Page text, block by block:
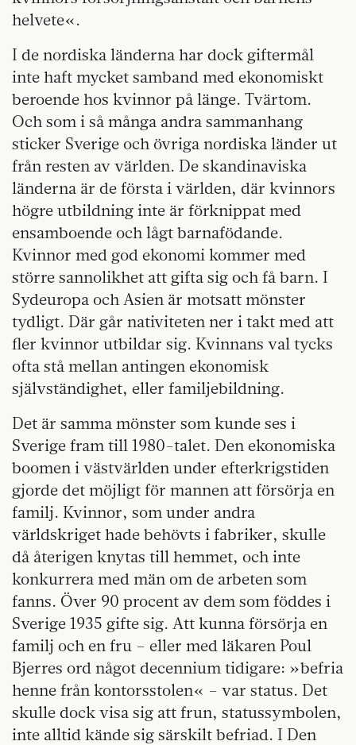
helvete«.
I de nordiska länderna har dock giftermål
inte haft mycket samband med ekonomiskt
beroende hos kvinnor på länge. Tvärtom.
Och som i så många andra sammanhang
sticker Sverige och övriga nordiska länder ut
från resten av världen. De skandinaviska
länderna är de första i världen, där kvinnors
högre utbildning inte är förknippat med
ensamboende och lågt barnafödande.
Kvinnor med god ekonomi kommer med
större sannolikhet att gifta sig och få barn. I
Sydeuropa och Asien är motsatt mönster
tydligt. Där går nativiteten ner i takt med att
fler kvinnor utbildar sig. Kvinnans val tycks
ofta stå mellan antingen ekonomisk
självständighet, eller familjebildning.
Det är samma mönster som kunde ses i
Sverige fram till 1980-talet. Den ekonomiska
boomen i västvärlden under efterkrigstiden
gjorde det möjligt för mannen att försörja en
familj. Kvinnor, som under andra
världskriget hade behövts i fabriker, skulle
då återigen knytas till hemmet, och inte
konkurrera med män om de arbeten som
fanns. Över 90 procent av dem som föddes i
Sverige 1935 gifte sig. Att kunna försörja en
familj och en fru – eller med läkaren Poul
Bjerres ord något decennium tidigare: »befria
henne från kontorsstolen« – var status. Det
skulle dock visa sig att frun, statussymbolen,
inte alltid kände sig särskilt befriad. I Den